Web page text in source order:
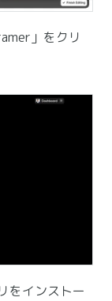
」をクリ
をインストー